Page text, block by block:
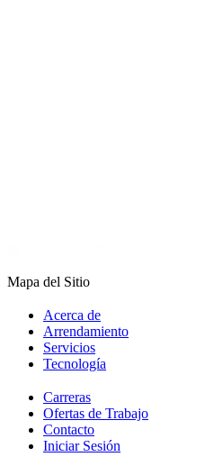
Mapa del Sitio
Acerca de
Arrendamiento
Servicios
Tecnología
Carreras
Ofertas de Trabajo
Contacto
Iniciar Sesión